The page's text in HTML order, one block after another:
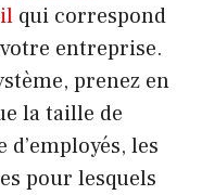
qui correspond
entreprise.
prenez en
la taille de
les
pour lesquels